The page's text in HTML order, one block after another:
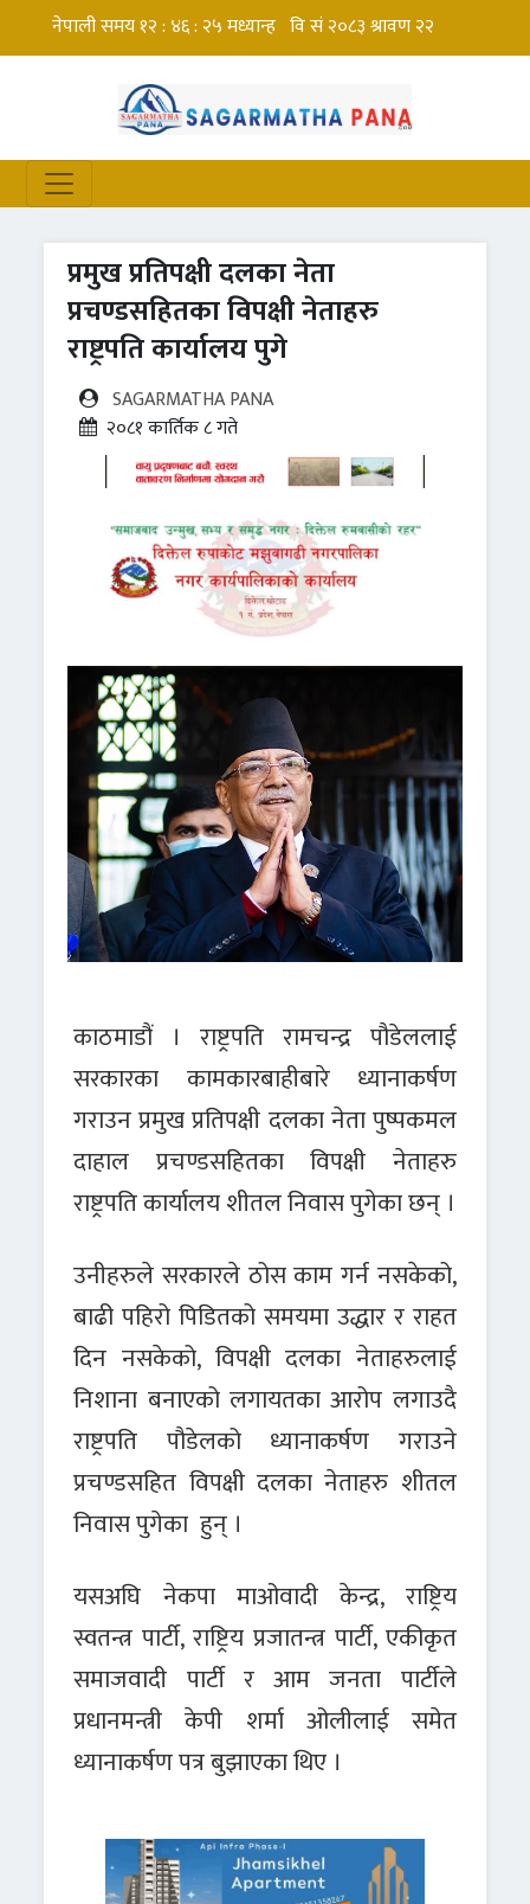
प्रमुख प्रतिपक्षी दलका नेता
प्रचण्डसहितका विपक्षी नेताहरु
राष्ट्रपति कार्यालय पुगे
SAGARMATHA PANA
२०८१ कार्तिक ८ गते
काठमाडौं । राष्ट्रपति रामचन्द्र पौडेललाई
सरकारका कामकारबाहीबारे ध्यानाकर्षण
गराउन प्रमुख प्रतिपक्षी दलका नेता पुष्पकमल
दाहाल प्रचण्डसहितका विपक्षी नेताहरु
राष्ट्रपति कार्यालय शीतल निवास पुगेका छन् ।
उनीहरुले सरकारले ठोस काम गर्न नसकेको,
बाढी पहिरो पिडितको समयमा उद्धार र राहत
दिन नसकेको, विपक्षी दलका नेताहरुलाई
निशाना बनाएको लगायतका आरोप लगाउदै
राष्ट्रपति पौडेलको ध्यानाकर्षण गराउने
प्रचण्डसहित विपक्षी दलका नेताहरु शीतल
निवास पुगेका हुन् ।
यसअघि नेकपा माओवादी केन्द्र, राष्ट्रिय
स्वतन्त्र पार्टी, राष्ट्रिय प्रजातन्त्र पार्टी, एकीकृत
समाजवादी पार्टी र आम जनता पार्टीले
प्रधानमन्त्री केपी शर्मा ओलीलाई समेत
ध्यानाकर्षण पत्र बुझाएका थिए ।